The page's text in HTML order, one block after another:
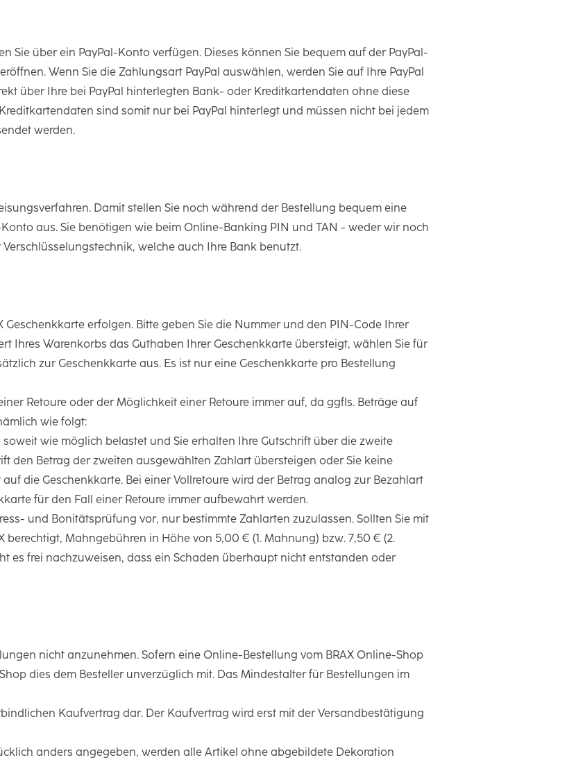
Sie über ein PayPal-Konto verfügen. Dieses können Sie bequem auf der PayPal-
Wenn Sie die Zahlungsart PayPal auswählen, werden Sie auf Ihre PayPal
über Ihre bei PayPal hinterlegten Bank- oder Kreditkartendaten ohne diese
sind somit nur bei PayPal hinterlegt und müssen nicht bei jedem
werden.
Damit stellen Sie noch während der Bestellung bequem eine
aus. Sie benötigen wie beim Online-Banking PIN und TAN - weder wir noch
welche auch Ihre Bank benutzt.
Geschenkkarte erfolgen. Bitte geben Sie die Nummer und den PIN-Code Ihrer
Ihres Warenkorbs das Guthaben Ihrer Geschenkkarte übersteigt, wählen Sie für
zur Geschenkkarte aus. Es ist nur eine Geschenkkarte pro Bestellung
Retoure oder der Möglichkeit einer Retoure immer auf, da ggfls. Beträge auf
wie folgt:
wie möglich belastet und Sie erhalten Ihre Gutschrift über die zweite
den Betrag der zweiten ausgewählten Zahlart übersteigen oder Sie keine
die Geschenkkarte. Bei einer Vollretoure wird der Betrag analog zur Bezahlart
für den Fall einer Retoure immer aufbewahrt werden.
und Bonitätsprüfung vor, nur bestimmte Zahlarten zuzulassen. Sollten Sie mit
berechtigt, Mahngebühren in Höhe von 5,00 € (1. Mahnung) bzw. 7,50 € (2.
es frei nachzuweisen, dass ein Schaden überhaupt nicht entstanden oder
nicht anzunehmen. Sofern eine Online-Bestellung vom BRAX Online-Shop
dies dem Besteller unverzüglich mit. Das Mindestalter für Bestellungen im
Kaufvertrag dar. Der Kaufvertrag wird erst mit der Versandbestätigung
anders angegeben, werden alle Artikel ohne abgebildete Dekoration